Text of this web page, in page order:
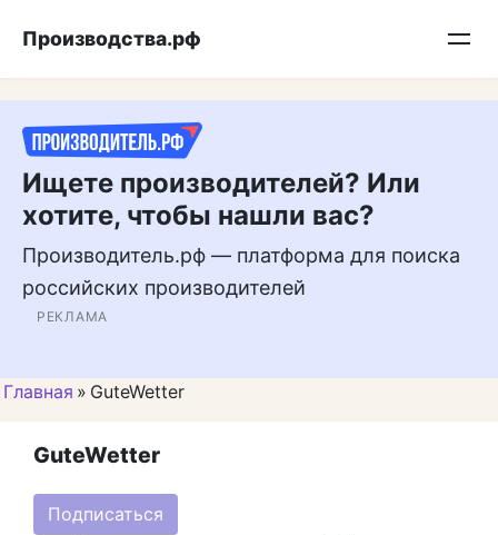
Подписывайтесь на нас в MAX
Производства.рф
Ищете производителей? Или
хотите, чтобы нашли вас?
Производитель.рф — платформа для поиска
российских производителей
РЕКЛАМА
Главная » GuteWetter
GuteWetter
Подписаться